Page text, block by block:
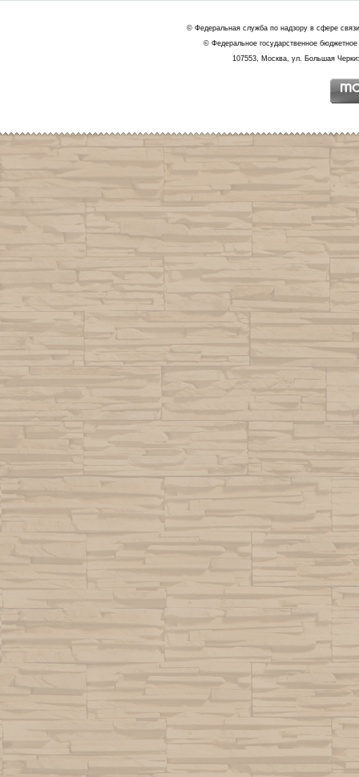
© Федеральная служба по надзору в сфере
© Федеральное государственное
107553, Москва, ул. Большая